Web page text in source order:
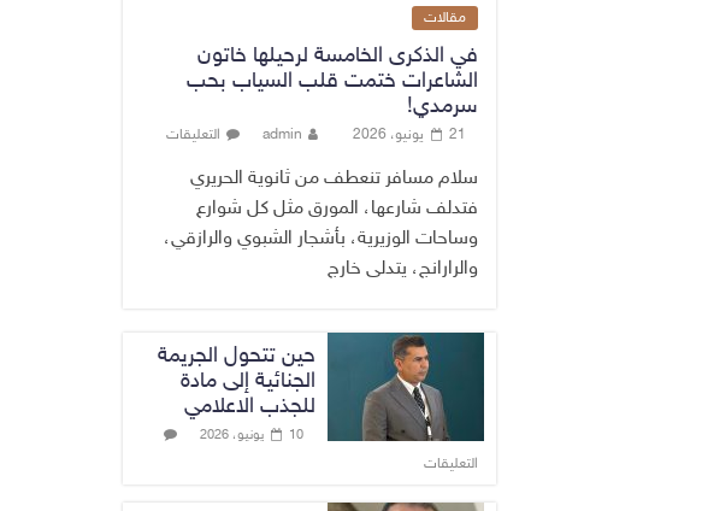
مقالات
في الذكرى الخامسة لرحيلها خاتون
الشاعرات ختمت قلب السياب بحب
سرمدي!
21 يونيو، 2026 admin التعليقات
سلام مسافر تنعطف من ثانوية الحريري
فتدلف شارعها، المورق مثل كل شوارع
وساحات الوزيرية، بأشجار الشبوي والرازقي،
والرارانج، يتدلى خارج
حين تتحول الجريمة
الجنائية إلى مادة
للجذب الاعلامي
10 يونيو، 2026
التعليقات